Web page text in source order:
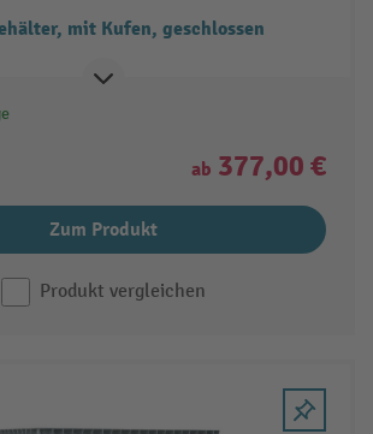
mit Kufen, geschlossen
ab 377,00 €
Zum Produkt
Produkt vergleichen